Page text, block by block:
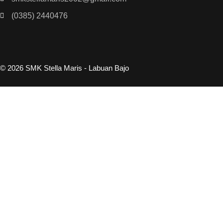
(0385) 2440476
© 2026 SMK Stella Maris - Labuan Bajo